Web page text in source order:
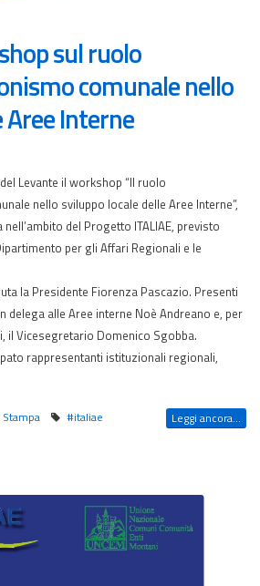
sul ruolo
comunale nello
Interne
Levante il workshop “Il ruolo
nello sviluppo locale delle Aree Interne”,
del Progetto ITALIAE, previsto
per gli Affari Regionali e le
la Presidente Fiorenza Pascazio. Presenti
delega alle Aree interne Noè Andreano e, per
il Vicesegretario Domenico Sgobba.
rappresentanti istituzionali regionali,
Stampa #italiae Leggi ancora...